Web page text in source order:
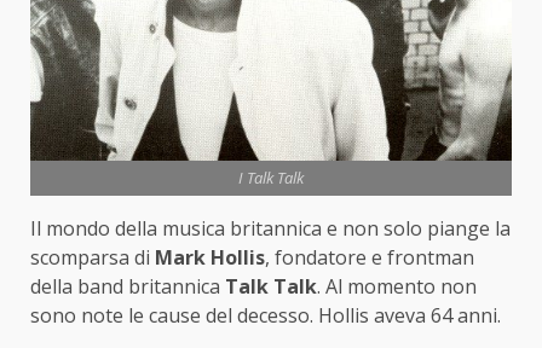
I Talk Talk
Il mondo della musica britannica e non solo piange la
scomparsa di Mark Hollis, fondatore e frontman
della band britannica Talk Talk. Al momento non
sono note le cause del decesso. Hollis aveva 64 anni.